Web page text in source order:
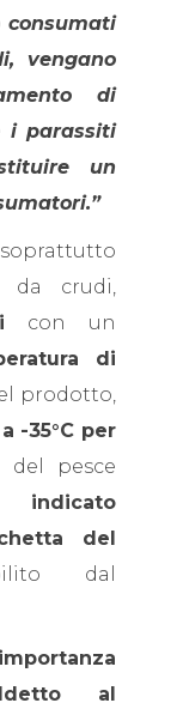
vengano
di
i parassiti
un
soprattutto
da crudi,
con un
di
prodotto,
a -35°C per
del pesce
del
dal
al